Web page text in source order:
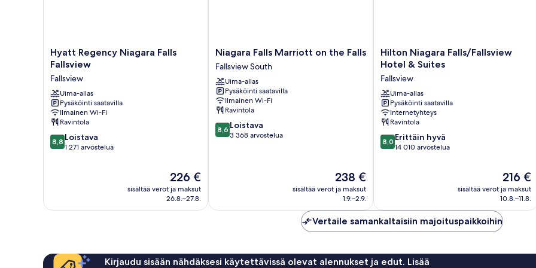
Hyatt
Regency
Falls
Fallsview
Fallsview
Hyatt Regency Niagara Falls
Fallsview
Fallsview
Uima-allas
Pysäköinti saatavilla
Ilmainen Wi-Fi
Ravintola
8.8
kautta
8,8 Loistava
1 271 arvostelua
Hinta
on
226 €
226 €
sisältää verot ja maksut
26.8.–27.8.
Niagara
Falls
Marriott
on
the
Falls
Fallsview
South
Niagara Falls Marriott on the Falls
Fallsview South
Uima-allas
Pysäköinti saatavilla
Ilmainen Wi-Fi
Ravintola
8.6
kautta
8,6 Loistava
3 368 arvostelua
Hinta
on
238 €
238 €
sisältää verot ja maksut
1.9.–2.9.
Hilton
Niagara
Hotel
&
Suites
Fallsview
Hilton Niagara Falls/Fallsview
Hotel & Suites
Fallsview
Uima-allas
Pysäköinti saatavilla
Internetyhteys
Ravintola
8.0
kautta
8,0 Erittäin hyvä
14 010 arvostelua
Hinta
on
216 €
216 €
sisältää verot ja maksut
10.8.–11.8.
Vertaile samankaltaisiin majoituspaikkoihin
Kirjaudu sisään nähdäksesi käytettävissä olevat alennukset ja edut. Lisää